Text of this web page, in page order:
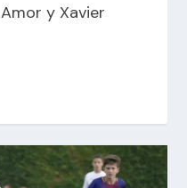
y Xavier